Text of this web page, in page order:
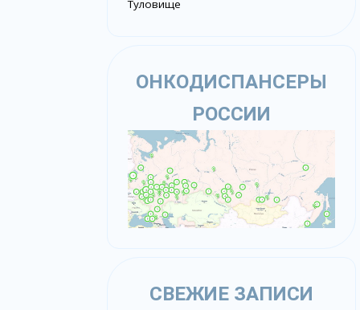
Туловище
ОНКОДИСПАНСЕРЫ
РОССИИ
СВЕЖИЕ ЗАПИСИ